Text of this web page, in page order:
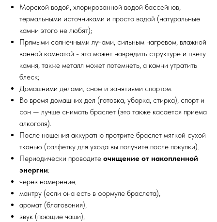
Морской водой, хлорированной водой бассейнов,
термальными источниками и просто водой (натуральные
камни этого не любят);
Прямыми солнечными лучами, сильным нагревом, влажной
ванной комнатой - это может навредить структуре и цвету
камня, также металл может потемнеть, а камни утратить
блеск;
Домашними делами, сном и занятиями спортом.
Во время домашних дел (готовка, уборка, стирка), спорт и
сон — лучше снимать браслет (это также касается приема
алкоголя).
После ношения аккуратно протрите браслет мягкой сухой
тканью (салфетку для ухода вы получите после покупки).
Периодически проводите очищение от накопленной
энергии:
через намерение,
мантру (если она есть в формуле браслета),
аромат (благовония),
звук (поющие чаши),